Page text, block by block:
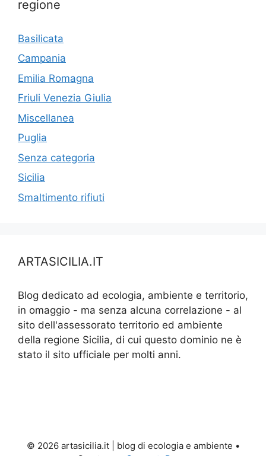
regione
Basilicata
Campania
Emilia Romagna
Friuli Venezia Giulia
Miscellanea
Puglia
Senza categoria
Sicilia
Smaltimento rifiuti
ARTASICILIA.IT
Blog dedicato ad ecologia, ambiente e territorio,
in omaggio - ma senza alcuna correlazione - al
sito dell'assessorato territorio ed ambiente
della regione Sicilia, di cui questo dominio ne è
stato il sito ufficiale per molti anni.
© 2026 artasicilia.it | blog di ecologia e ambiente •